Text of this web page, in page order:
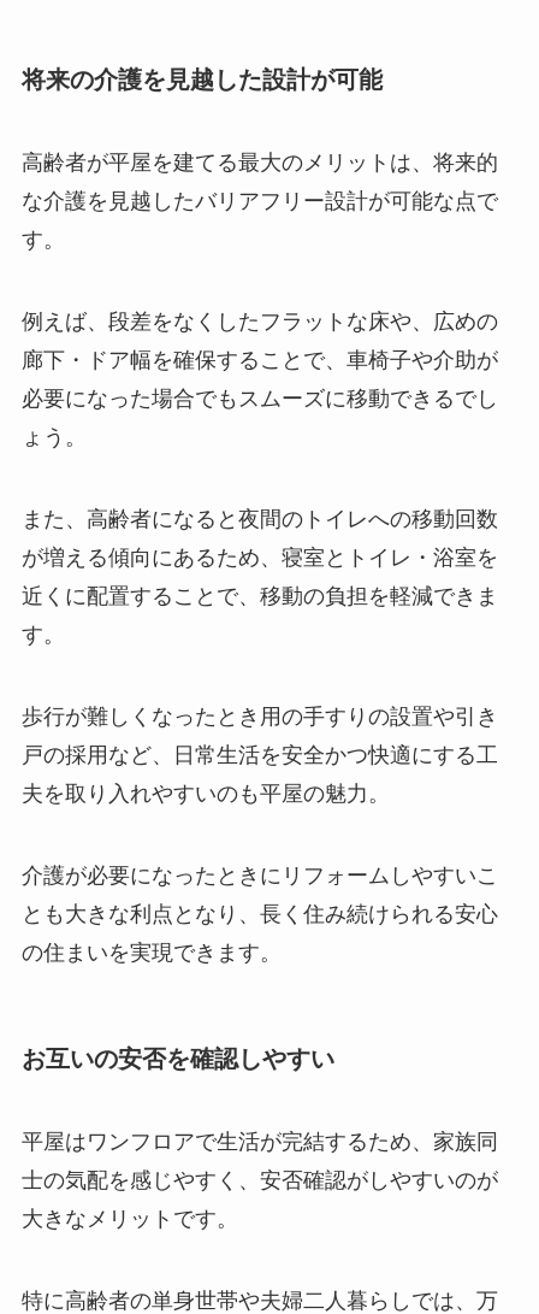
将来の介護を見越した設計が可能
高齢者が平屋を建てる最大のメリットは、将来的
な介護を見越したバリアフリー設計が可能な点で
す。
例えば、段差をなくしたフラットな床や、広めの
廊下・ドア幅を確保することで、車椅子や介助が
必要になった場合でもスムーズに移動できるでし
ょう。
また、高齢者になると夜間のトイレへの移動回数
が増える傾向にあるため、寝室とトイレ・浴室を
近くに配置することで、移動の負担を軽減できま
す。
歩行が難しくなったとき用の手すりの設置や引き
戸の採用など、日常生活を安全かつ快適にする工
夫を取り入れやすいのも平屋の魅力。
介護が必要になったときにリフォームしやすいこ
とも大きな利点となり、長く住み続けられる安心
の住まいを実現できます。
お互いの安否を確認しやすい
平屋はワンフロアで生活が完結するため、家族同
士の気配を感じやすく、安否確認がしやすいのが
大きなメリットです。
特に高齢者の単身世帯や夫婦二人暮らしでは、万